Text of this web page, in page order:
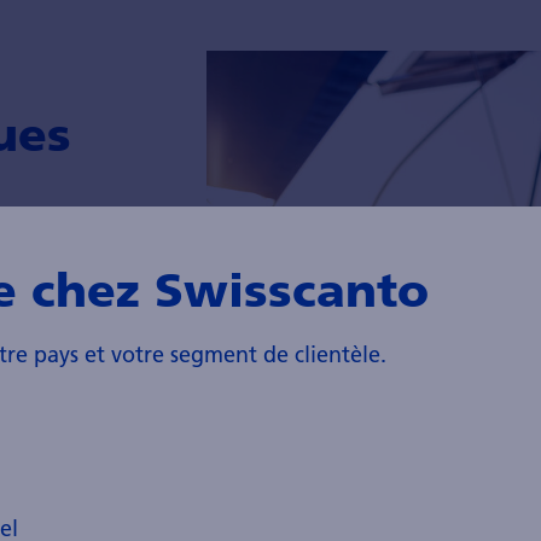
ils trop
du fait des
thèmes
chez Swisscanto
pays et votre segment de clientèle.